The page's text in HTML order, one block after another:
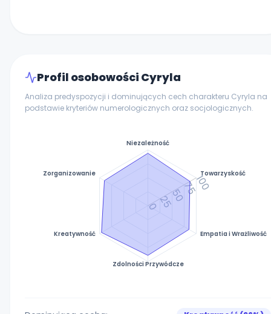
Profil osobowości Cyryla
Analiza predyspozycji i dominujących cech charakteru Cyryla na
podstawie kryteriów numerologicznych oraz socjologicznych.
Niezależność
Towarzyskość
Empatia i Wrażliwość
Zdolności Przywódcze
Kreatywność
Zorganizowanie
0255075100